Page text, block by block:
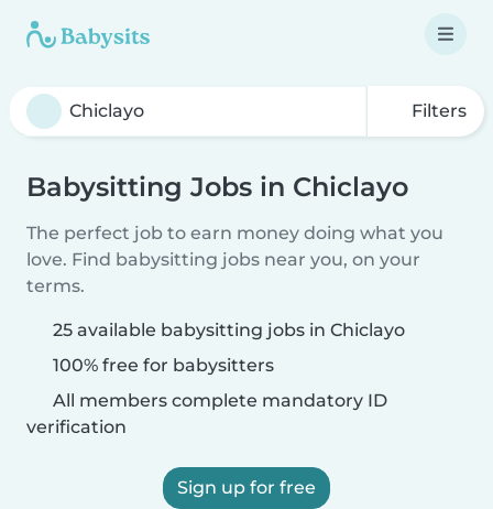
Filters
Babysitting Jobs in Chiclayo
The perfect job to earn money doing what you
love. Find babysitting jobs near you, on your
terms.
25 available babysitting jobs in Chiclayo
100% free for babysitters
All members complete mandatory ID
verification
Sign up for free